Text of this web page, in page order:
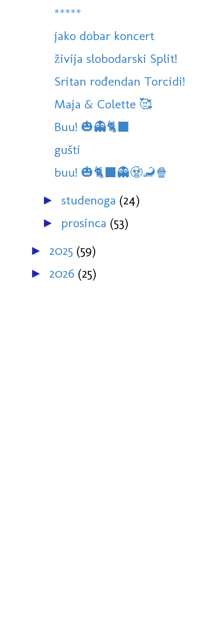
*****
jako dobar koncert
živija slobodarski Split!
Sritan rođendan Torcidi!
Maja & Colette 🥰
Buu! 🎃👻🐈‍⬛
gušti
buu! 🎃🐈‍⬛👻🧟🦂🍿
► studenoga (24)
► prosinca (53)
► 2025 (59)
► 2026 (25)